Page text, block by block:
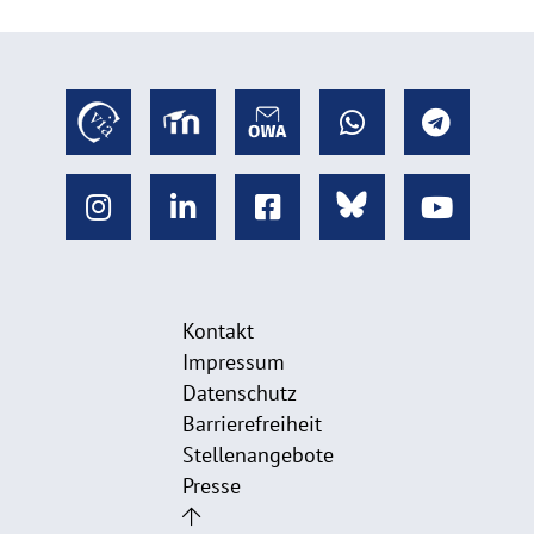
Kontakt
Impressum
Datenschutz
Barrierefreiheit
Stellenangebote
Presse